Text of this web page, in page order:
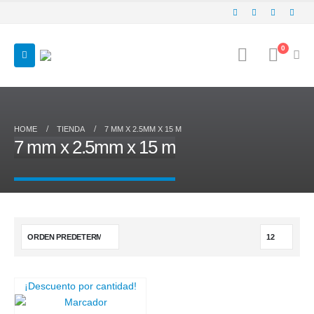
0
HOME TIENDA 7 MM X 2.5MM X 15 M
7 mm x 2.5mm x 15 m
¡Descuento por cantidad!